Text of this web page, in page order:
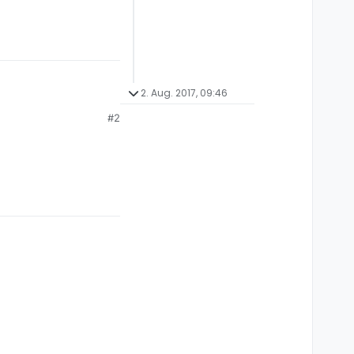
ich keinen Treffer.
#2
2. Aug. 2017, 09:46